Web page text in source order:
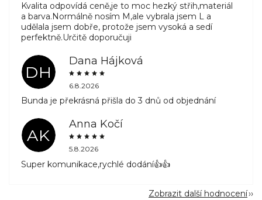
Kvalita odpovídá ceně,je to moc hezký střih,materiál
a barva.Normálně nosím M,ale vybrala jsem L a
udělala jsem dobře, protože jsem vysoká a sedí
perfektně.Určitě doporučuji
DH
Dana Hájková
6.8.2026
Bunda je překrásná přišla do 3 dnů od objednání
AK
Anna Kočí
5.8.2026
Super komunikace,rychlé dodání👍👍
Zobrazit další hodnocení